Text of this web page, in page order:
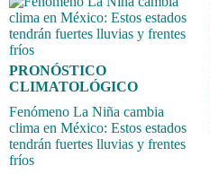
PRONÓSTICO
CLIMATOLÓGICO
Fenómeno La Niña cambia
clima en México: Estos estados
tendrán fuertes lluvias y frentes
fríos